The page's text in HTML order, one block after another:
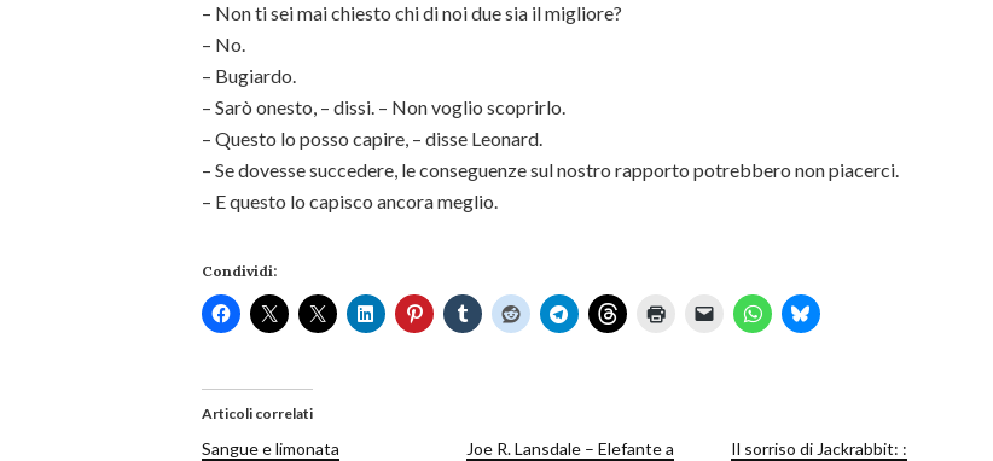
– Non ti sei mai chiesto chi di noi due sia il migliore?
– No.
– Bugiardo.
– Sarò onesto, – dissi. – Non voglio scoprirlo.
– Questo lo posso capire, – disse Leonard.
– Se dovesse succedere, le conseguenze sul nostro rapporto potrebbero non piacerci.
– E questo lo capisco ancora meglio.
Condividi:
Articoli correlati
Sangue e limonata
Joe R. Lansdale – Elefante a
Il sorriso di Jackrabbit: :